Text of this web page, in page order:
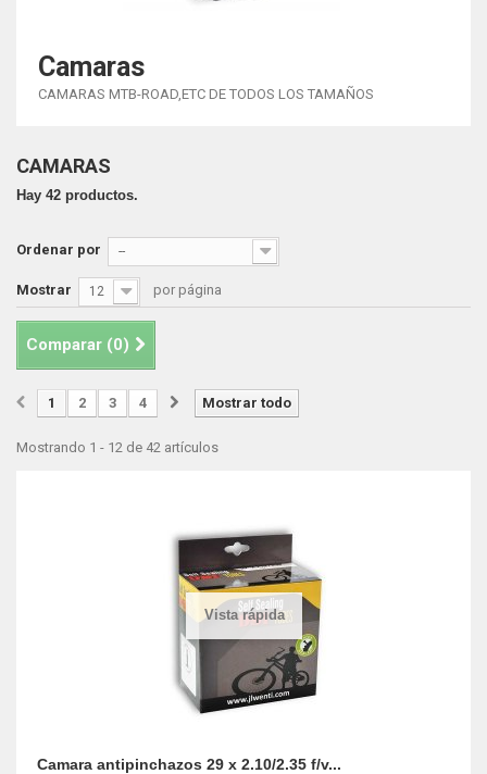
Camaras
CAMARAS MTB-ROAD,ETC DE TODOS LOS TAMAÑOS
CAMARAS
Hay 42 productos.
Ordenar por --
Mostrar 12 por página
Comparar (0)
Mostrar todo
1 2 3 4
Mostrando 1 - 12 de 42 artículos
Vista rápida
Camara antipinchazos 29 x 2.10/2.35 f/v...